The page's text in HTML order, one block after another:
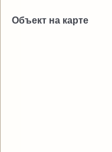
Объект на карте